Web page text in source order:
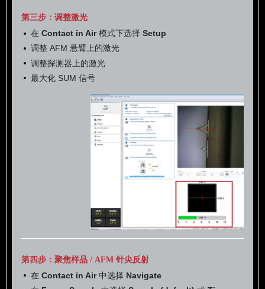
第三步：调整激光
在 Contact in Air模式下选择 Setup
调整 AFM 悬臂上的激光
调整探测器上的激光
最大化 SUM 信号
第四步：聚焦样品 / AFM 针尖反射
在 Contact in Air中选择 Navigate